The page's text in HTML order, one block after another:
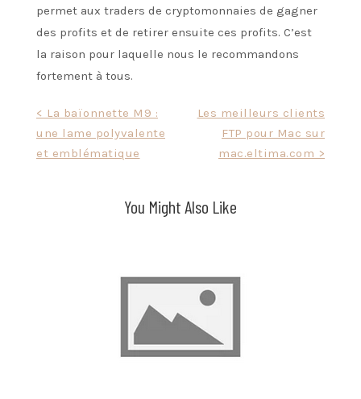
permet aux traders de cryptomonnaies de gagner
des profits et de retirer ensuite ces profits. C’est
la raison pour laquelle nous le recommandons
fortement à tous.
navigation
< La baïonnette M9 :
une lame polyvalente
et emblématique
Les meilleurs clients
FTP pour Mac sur
mac.eltima.com >
You Might Also Like